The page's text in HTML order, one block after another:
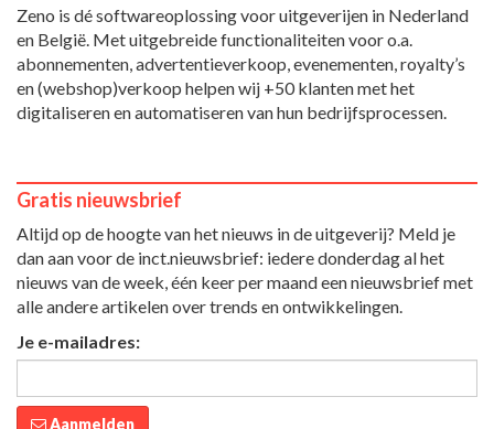
Zeno is dé softwareoplossing voor uitgeverijen in Nederland
en België. Met uitgebreide functionaliteiten voor o.a.
abonnementen, advertentieverkoop, evenementen, royalty’s
en (webshop)verkoop helpen wij +50 klanten met het
digitaliseren en automatiseren van hun bedrijfsprocessen.
Gratis nieuwsbrief
Altijd op de hoogte van het nieuws in de uitgeverij? Meld je
dan aan voor de inct.nieuwsbrief: iedere donderdag al het
nieuws van de week, één keer per maand een nieuwsbrief met
alle andere artikelen over trends en ontwikkelingen.
Je e-mailadres:
Aanmelden